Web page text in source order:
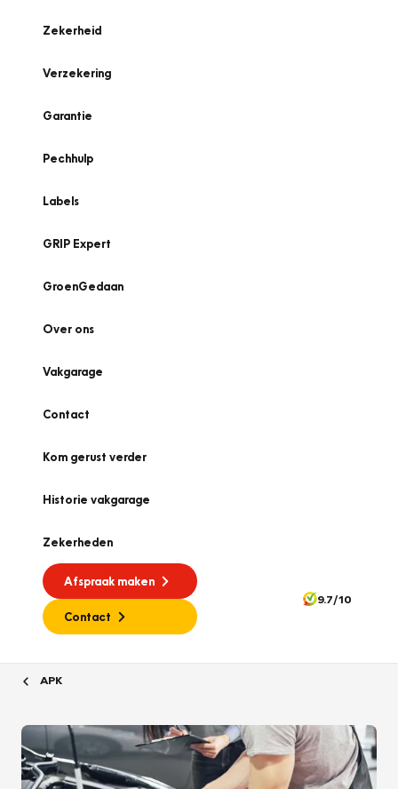
Zekerheid
Verzekering
Garantie
Pechhulp
Labels
GRIP Expert
GroenGedaan
Over ons
Vakgarage
Contact
Kom gerust verder
Historie vakgarage
Zekerheden
Afspraak maken
Contact
9.7/10
APK